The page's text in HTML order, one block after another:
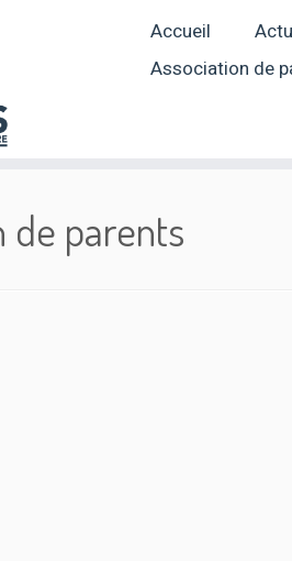
Accueil
Association de
de parents